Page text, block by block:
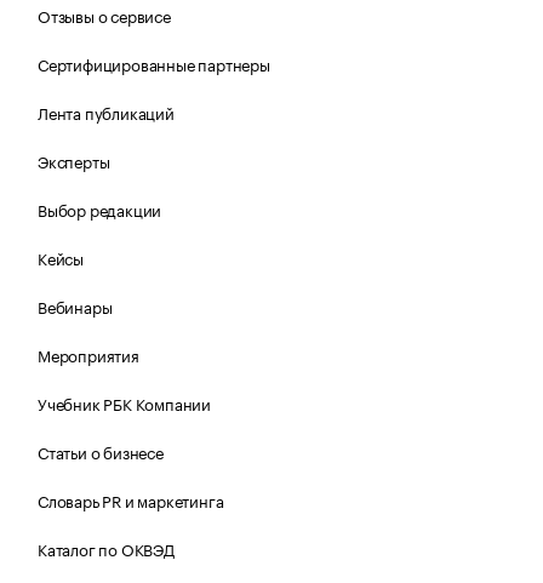
Отзывы о сервисе
Сертифицированные партнеры
Лента публикаций
Эксперты
Выбор редакции
Кейсы
Вебинары
Мероприятия
Учебник РБК Компании
Статьи о бизнесе
Словарь PR и маркетинга
Каталог по ОКВЭД